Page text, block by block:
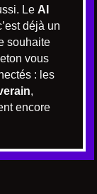
Le AI
déjà un
souhaite
vous
: les
,
encore